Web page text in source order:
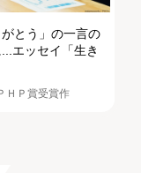
がとう」の一言の
エッセイ「生き
ＨＰ賞受賞作